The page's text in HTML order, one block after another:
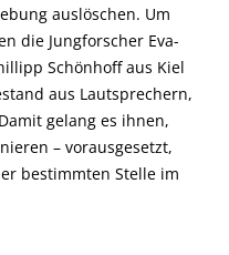
auslöschen. Um
die Jungforscher Eva-
Schönhoff aus Kiel
aus Lautsprechern,
gelang es ihnen,
– vorausgesetzt,
bestimmten Stelle im